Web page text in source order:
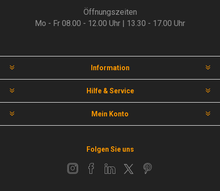
Öffnungszeiten
Mo - Fr 08.00 - 12.00 Uhr | 13.30 - 17.00 Uhr
Information
Hilfe & Service
Mein Konto
Folgen Sie uns